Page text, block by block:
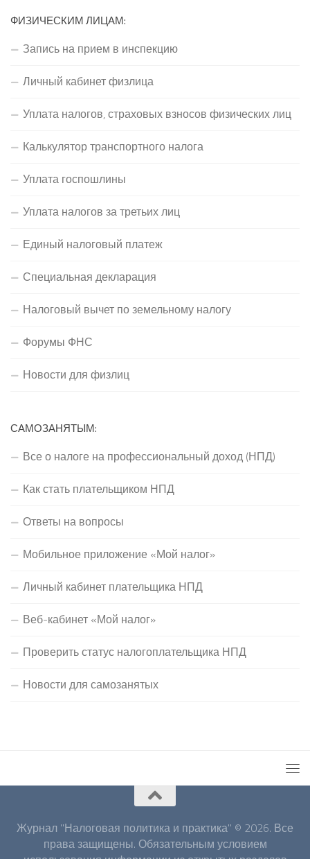
ФИЗИЧЕСКИМ ЛИЦАМ:
Запись на прием в инспекцию
Личный кабинет физлица
Уплата налогов, страховых взносов физических лиц
Калькулятор транспортного налога
Уплата госпошлины
Уплата налогов за третьих лиц
Единый налоговый платеж
Специальная декларация
Налоговый вычет по земельному налогу
Форумы ФНС
Новости для физлиц
САМОЗАНЯТЫМ:
Все о налоге на профессиональный доход (НПД)
Как стать плательщиком НПД
Ответы на вопросы
Мобильное приложение «Мой налог»
Личный кабинет плательщика НПД
Веб-кабинет «Мой налог»
Проверить статус налогоплательщика НПД
Новости для самозанятых
Журнал "Налоговая политика и практика" © 2026. Все
права защищены. Обязательным условием